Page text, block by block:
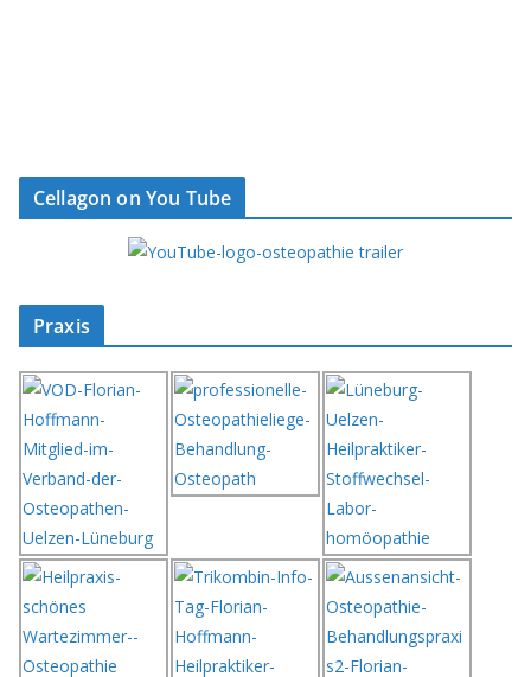
Cellagon on You Tube
Praxis